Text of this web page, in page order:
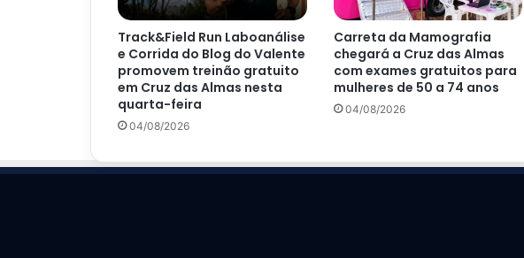
Track&Field Run Laboanálise
e Corrida do Blog do Valente
promovem treinão gratuito
em Cruz das Almas nesta
quarta-feira
04/08/2026
Carreta da Mamografia
chegará a Cruz das Almas
com exames gratuitos para
mulheres de 50 a 74 anos
04/08/2026